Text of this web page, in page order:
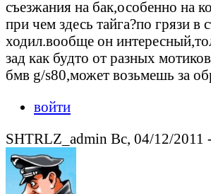
съезжания на бак,особенно на
при чем здесь тайга?по грязи в
ходил.вообще он
зад как будто от разных
бмв g/s80,может возьмешь за
войти
SHTRLZ_admin Вс, 04/12/2011